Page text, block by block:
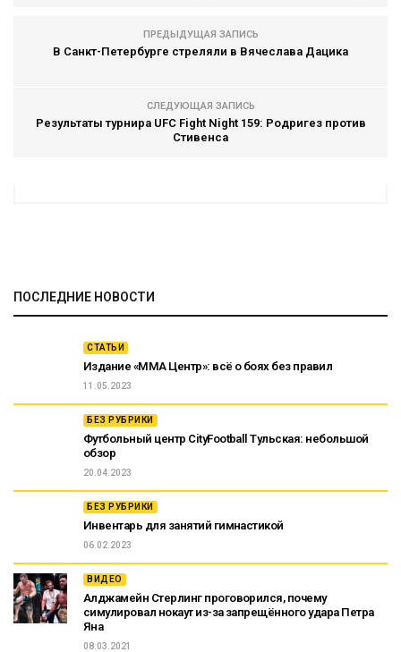
ПРЕДЫДУЩАЯ ЗАПИСЬ
В Санкт-Петербурге стреляли в Вячеслава Дацика
СЛЕДУЮЩАЯ ЗАПИСЬ
Результаты турнира UFC Fight Night 159: Родригез против
Стивенса
ПОСЛЕДНИЕ НОВОСТИ
СТАТЬИ
Издание «ММА Центр»: всё о боях без правил
11.05.2023
БЕЗ РУБРИКИ
Футбольный центр CityFootball Тульская: небольшой
обзор
20.04.2023
БЕЗ РУБРИКИ
Инвентарь для занятий гимнастикой
06.02.2023
ВИДЕО
Алджамейн Стерлинг проговорился, почему
симулировал нокаут из-за запрещённого удара Петра
Яна
08.03.2021